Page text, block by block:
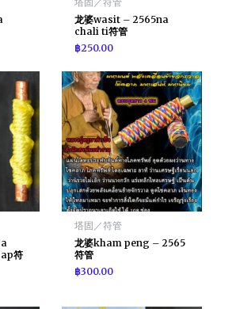
塔固／符管
龙婆wasit – 2565na
chali ti符管
฿250.00
符
塔固／符管
龙婆kham peng – 2565
符管
฿300.00